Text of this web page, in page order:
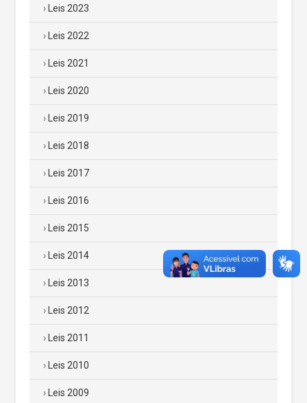
Leis 2023
Leis 2022
Leis 2021
Leis 2020
Leis 2019
Leis 2018
Leis 2017
Leis 2016
Leis 2015
Leis 2014
Leis 2013
Leis 2012
Leis 2011
Leis 2010
Leis 2009